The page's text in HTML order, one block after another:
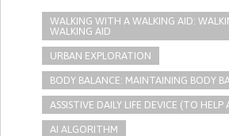
WALKING WITH A WALKING AID:
WALKING AID
URBAN EXPLORATION
BODY BALANCE: MAINTAINING BODY
ASSISTIVE DAILY LIFE DEVICE (TO HELP
AI ALGORITHM